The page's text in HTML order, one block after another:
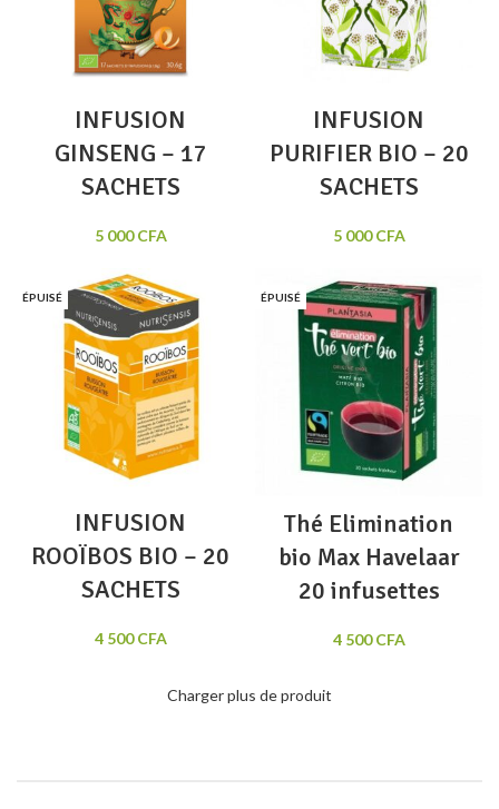
INFUSION
GINSENG – 17
SACHETS
5 000CFA
INFUSION
PURIFIER BIO – 20
SACHETS
5 000CFA
ÉPUISÉ
INFUSION
ROOÏBOS BIO – 20
SACHETS
4 500CFA
ÉPUISÉ
Thé Elimination
bio Max Havelaar
20 infusettes
4 500CFA
Charger plus de produit